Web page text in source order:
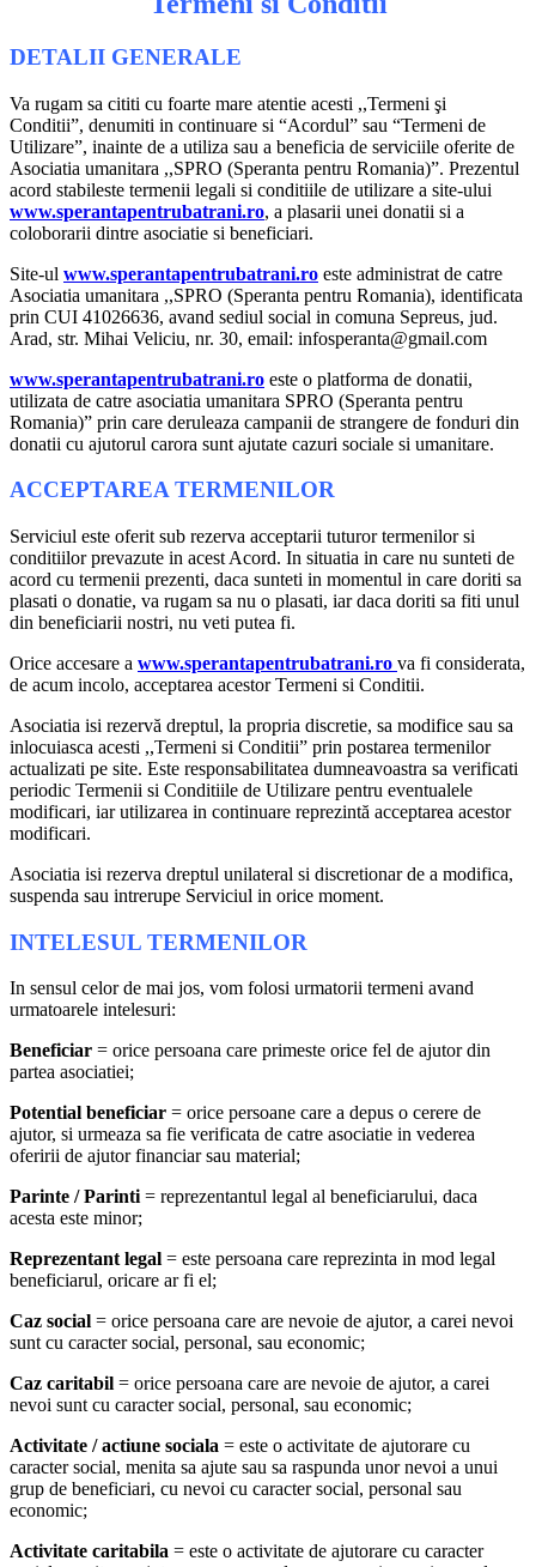
DETALII GENERALE
Va rugam sa cititi cu foarte mare atentie acesti ,,Termeni şi
Conditii”, denumiti in continuare si “Acordul” sau “Termeni de
Utilizare”, inainte de a utiliza sau a beneficia de serviciile oferite de
Asociatia umanitara ,,SPRO (Speranta pentru Romania)”. Prezentul
acord stabileste termenii legali si conditiile de utilizare a site-ului
www.sperantapentrubatrani.ro, a plasarii unei donatii si a
coloborarii dintre asociatie si beneficiari.
Site-ul www.sperantapentrubatrani.ro este administrat de catre
Asociatia umanitara ,,SPRO (Speranta pentru Romania), identificata
prin CUI 41026636, avand sediul social in comuna Sepreus, jud.
Arad, str. Mihai Veliciu, nr. 30, email: infosperanta@gmail.com
www.sperantapentrubatrani.ro este o platforma de donatii,
utilizata de catre asociatia umanitara SPRO (Speranta pentru
Romania)” prin care deruleaza campanii de strangere de fonduri din
donatii cu ajutorul carora sunt ajutate cazuri sociale si umanitare.
ACCEPTAREA TERMENILOR
Serviciul este oferit sub rezerva acceptarii tuturor termenilor si
conditiilor prevazute in acest Acord. In situatia in care nu sunteti de
acord cu termenii prezenti, daca sunteti in momentul in care doriti sa
plasati o donatie, va rugam sa nu o plasati, iar daca doriti sa fiti unul
din beneficiarii nostri, nu veti putea fi.
Orice accesare a www.sperantapentrubatrani.ro va fi considerata,
de acum incolo, acceptarea acestor Termeni si Conditii.
Asociatia isi rezervă dreptul, la propria discretie, sa modifice sau sa
inlocuiasca acesti ,,Termeni si Conditii” prin postarea termenilor
actualizati pe site. Este responsabilitatea dumneavoastra sa verificati
periodic Termenii si Conditiile de Utilizare pentru eventualele
modificari, iar utilizarea in continuare reprezintă acceptarea acestor
modificari.
Asociatia isi rezerva dreptul unilateral si discretionar de a modifica,
suspenda sau intrerupe Serviciul in orice moment.
INTELESUL TERMENILOR
In sensul celor de mai jos, vom folosi urmatorii termeni avand
urmatoarele intelesuri:
Beneficiar = orice persoana care primeste orice fel de ajutor din
partea asociatiei;
Potential beneficiar = orice persoane care a depus o cerere de
ajutor, si urmeaza sa fie verificata de catre asociatie in vederea
oferirii de ajutor financiar sau material;
Parinte / Parinti= reprezentantul legal al beneficiarului, daca
acesta este minor;
Reprezentant legal = este persoana care reprezinta in mod legal
beneficiarul, oricare ar fi el;
Caz social = orice persoana care are nevoie de ajutor, a carei nevoi
sunt cu caracter social, personal, sau economic;
Caz caritabil = orice persoana care are nevoie de ajutor, a carei
nevoi sunt cu caracter social, personal, sau economic;
Activitate / actiune sociala = este o activitate de ajutorare cu
caracter social, menita sa ajute sau sa raspunda unor nevoi a unui
grup de beneficiari, cu nevoi cu caracter social, personal sau
economic;
Activitate caritabila = este o activitate de ajutorare cu caracter